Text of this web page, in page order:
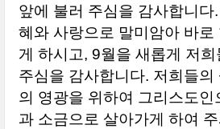
앞에 불러 주심을 감사합니다
혜와 사랑으로 말미암아 바로
게 하시고, 9월을 새롭게 저희
주심을 감사합니다. 저희들의
의 영광을 위하여 그리스도인
과 소금으로 살아가게 하여